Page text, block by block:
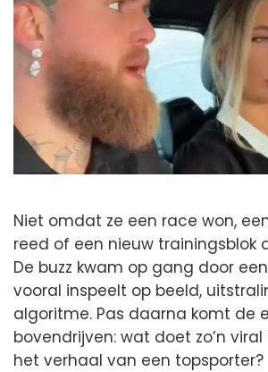
Niet omdat ze een race won,
reed of een nieuw trainingsblok
De buzz kwam op gang door
vooral inspeelt op beeld,
algoritme. Pas daarna komt de
bovendrijven: wat doet zo’n
het verhaal van een topsporter?